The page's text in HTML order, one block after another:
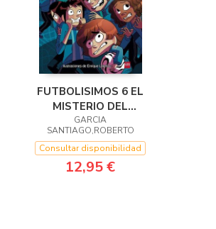
FUTBOLISIMOS 6 EL
MISTERIO DEL
CASTILLO
EMBRUJADO
GARCIA
SANTIAGO,ROBERTO
Consultar disponibilidad
12,95 €